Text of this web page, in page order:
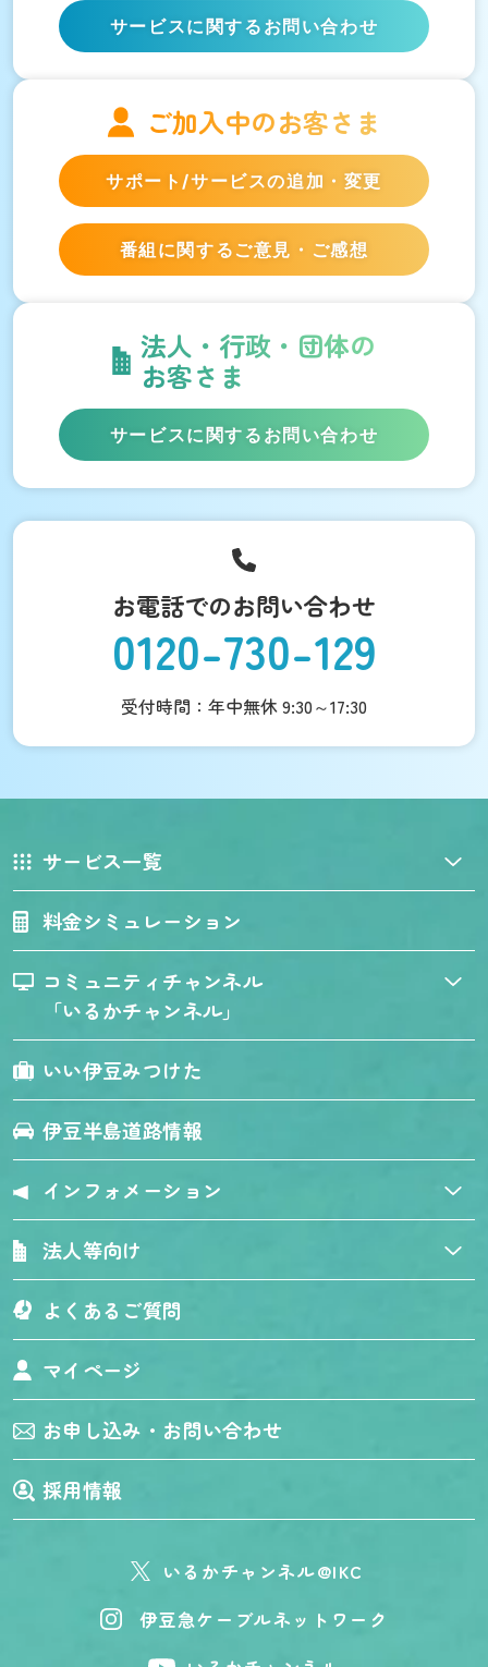
サービスに関するお問い合わせ
ご加入中のお客さま
サポート/サービスの追加・変更
番組に関するご意見・ご感想
法人・行政・団体の
お客さま
サービスに関するお問い合わせ
お電話でのお問い合わせ
0120-730-129
受付時間：年中無休 9:30～17:30
サービス一覧
料金シミュレーション
コミュニティチャンネル
「いるかチャンネル」
いい伊豆みつけた
伊豆半島道路情報
インフォメーション
法人等向け
よくあるご質問
マイページ
お申し込み・お問い合わせ
採用情報
いるかチャンネル@IKC
伊豆急ケーブルネットワーク